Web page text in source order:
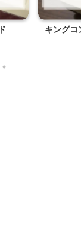
キングコ